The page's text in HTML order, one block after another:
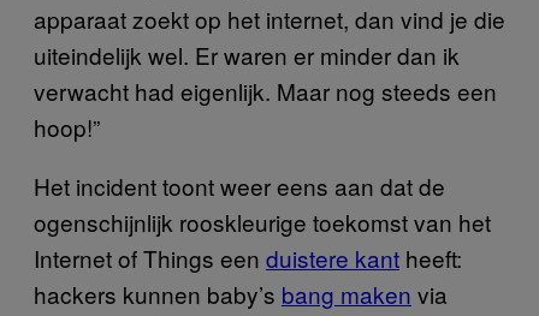
apparaat zoekt op het internet, dan vind je die
uiteindelijk wel. Er waren er minder dan ik
verwacht had eigenlijk. Maar nog steeds een
hoop!”
Het incident toont weer eens aan dat de
ogenschijnlijk rooskleurige toekomst van het
Internet of Things een duistere kant heeft:
hackers kunnen baby’s bang maken via